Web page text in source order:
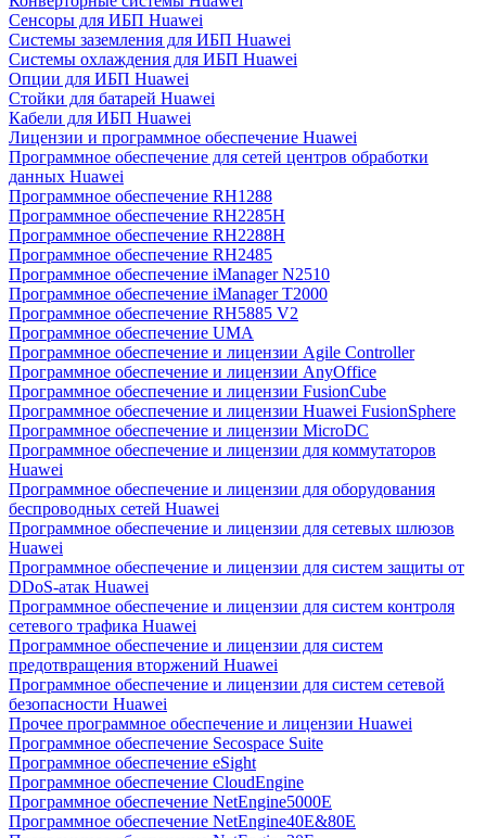
Сенсоры для ИБП Huawei
Системы заземления для ИБП Huawei
Системы охлаждения для ИБП Huawei
Опции для ИБП Huawei
Стойки для батарей Huawei
Кабели для ИБП Huawei
Лицензии и программное обеспечение Huawei
Программное обеспечение для сетей центров обработки
данных Huawei
Программное обеспечение RH1288
Программное обеспечение RH2285H
Программное обеспечение RH2288H
Программное обеспечение RH2485
Программное обеспечение iManager N2510
Программное обеспечение iManager T2000
Программное обеспечение RH5885 V2
Программное обеспечение UMA
Программное обеспечение и лицензии Agile Controller
Программное обеспечение и лицензии AnyOffice
Программное обеспечение и лицензии FusionCube
Программное обеспечение и лицензии Huawei FusionSphere
Программное обеспечение и лицензии MicroDC
Программное обеспечение и лицензии для коммутаторов
Huawei
Программное обеспечение и лицензии для оборудования
беспроводных сетей Huawei
Программное обеспечение и лицензии для сетевых шлюзов
Huawei
Программное обеспечение и лицензии для систем защиты от
DDoS-атак Huawei
Программное обеспечение и лицензии для систем контроля
сетевого трафика Huawei
Программное обеспечение и лицензии для систем
предотвращения вторжений Huawei
Программное обеспечение и лицензии для систем сетевой
безопасности Huawei
Прочее программное обеспечение и лицензии Huawei
Программное обеспечение Secospace Suite
Программное обеспечение eSight
Программное обеспечение CloudEngine
Программное обеспечение NetEngine5000E
Программное обеспечение NetEngine40E&80E